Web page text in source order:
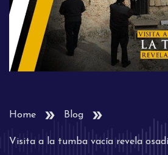
Home Blog
Visita a la tumba vacía revela